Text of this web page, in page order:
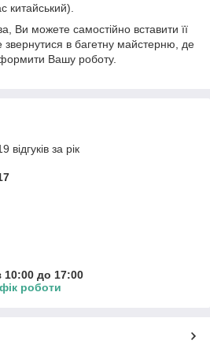
китайський).
Ви можете самостійно вставити її
в багетну майстерню, де
Вашу роботу.
за рік
10:00 до 17:00
роботи